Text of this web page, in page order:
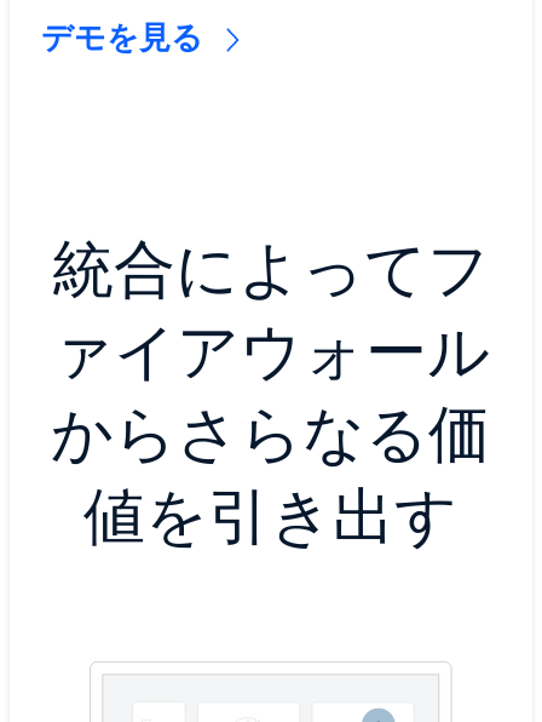
デモを見る
統合によってフ
ァイアウォール
からさらなる価
値を引き出す